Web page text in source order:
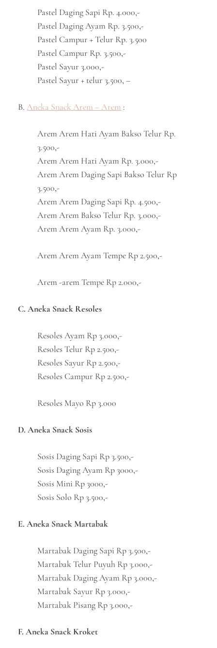
Pastel Daging Sapi Rp. 4.000,-
Pastel Daging Ayam Rp. 3.500,-
Pastel Campur + Telur Rp. 3.500
Pastel Campur Rp. 3.500,-
Pastel Sayur 3.000,-
Pastel Sayur + telur 3.500, –
B.Aneka Snack Arem – Arem :
Arem Arem Hati Ayam Bakso Telur Rp.
3.500,-
Arem Arem Hati Ayam Rp. 3.000,-
Arem Arem Daging Sapi Bakso Telur Rp
3.500,-
Arem Arem Daging Sapi Rp. 4.500,-
Arem Arem Bakso Telur Rp. 3.000,-
Arem Arem Ayam Rp. 3.000,-
Arem Arem Ayam Tempe Rp 2.500,-
Arem -arem Tempe Rp 2.000,-
C. Aneka Snack Resoles
Resoles Ayam Rp 3.000,-
Resoles Telur Rp 2.500,-
Resoles Sayur Rp 2.500,-
Resoles Campur Rp 2.500,-
Resoles Mayo Rp 3.000
D. Aneka Snack Sosis
Sosis Daging Sapi Rp 3.500,-
Sosis Daging Ayam Rp 3000,-
Sosis Mini Rp 3000,-
Sosis Solo Rp 3.500,-
E. Aneka Snack Martabak
Martabak Daging Sapi Rp 3.500,-
Martabak Telur Puyuh Rp 3.000,-
Martabak Daging Ayam Rp 3.000,-
Martabak Sayur Rp 3.000,-
Martabak Pisang Rp 3.000,-
F. Aneka Snack Kroket